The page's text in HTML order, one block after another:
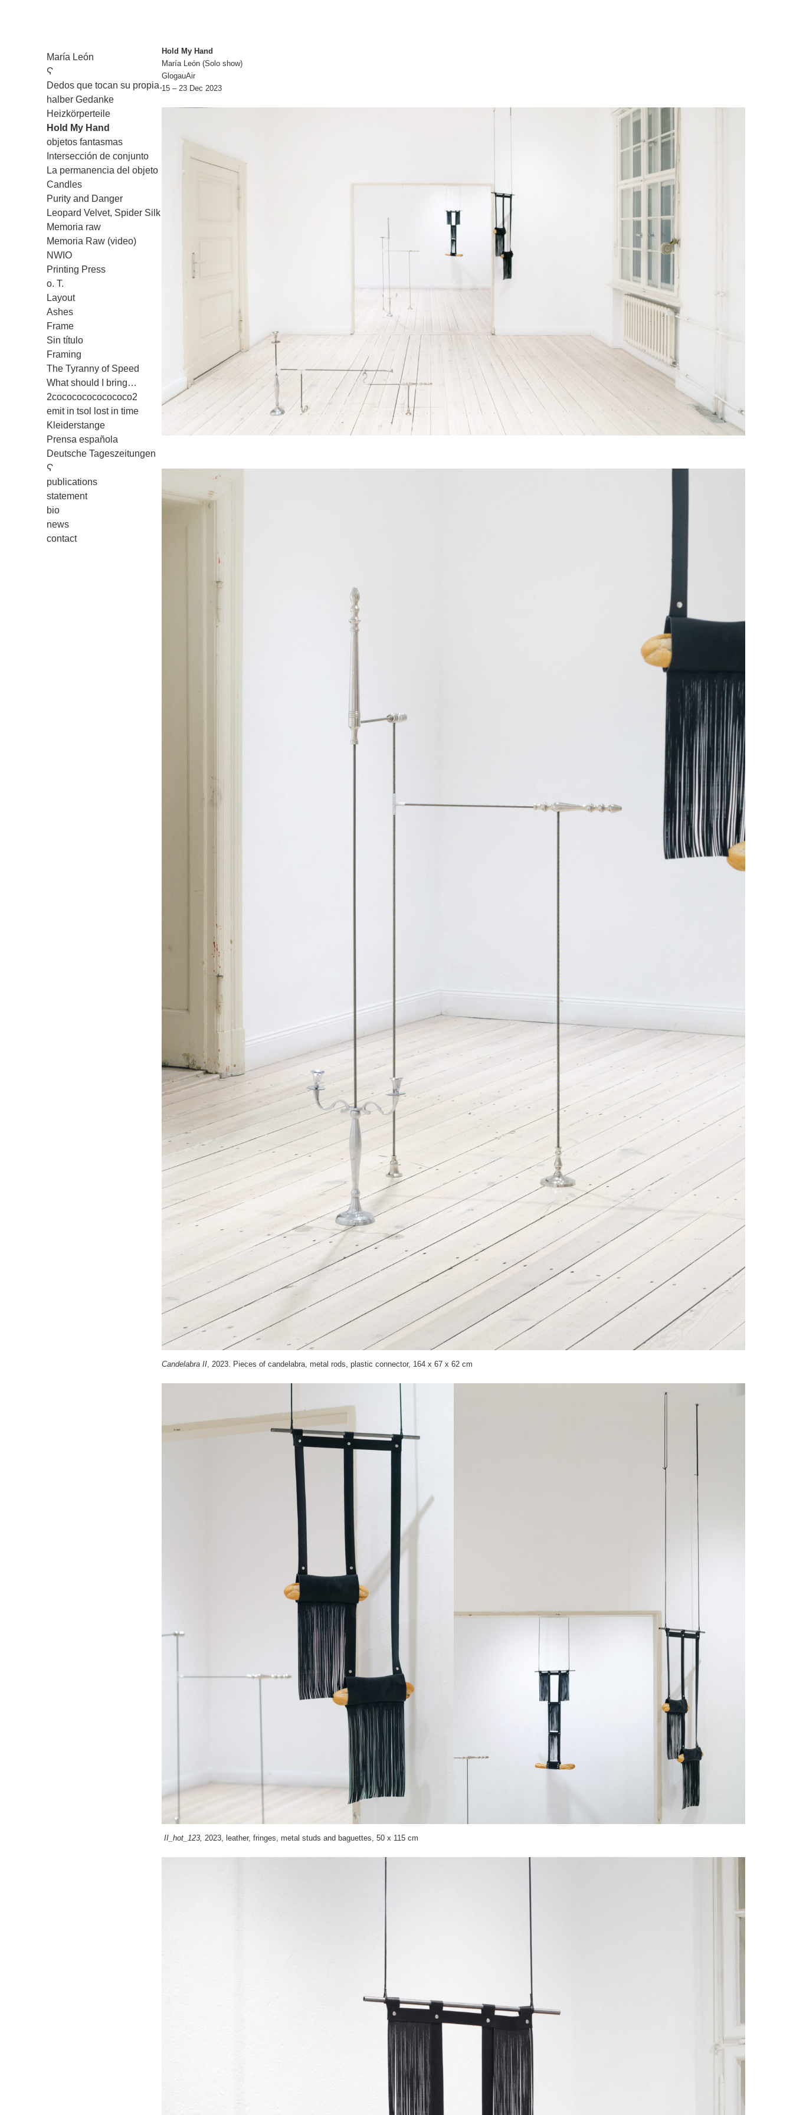
María León
María León
Ϛ
Dedos que tocan su propia…
halber Gedanke
Heizkörperteile
Hold My Hand
objetos fantasmas
Intersección de conjunto
La permanencia del objeto
Candles
Purity and Danger
Leopard Velvet, Spider Silk
Memoria raw
Memoria Raw (video)
NWIO
Printing Press
o. T.
Layout
Ashes
Frame
Sin título
Framing
The Tyranny of Speed
What should I bring…
2cocococococococo2
emit in tsol lost in time
Kleiderstange
Prensa española
Deutsche Tageszeitungen
Ϛ
publications
statement
bio
news
contact
Hold My Hand
María León (Solo show)
GlogauAir
15 – 23 Dec 2023
Candelabra II , 2023. Pieces of candelabra, metal rods, plastic connector, 164 x 67 x 62 cm
II_hot_123, 2023, leather, fringes, metal studs and baguettes, 50 x 115 cm